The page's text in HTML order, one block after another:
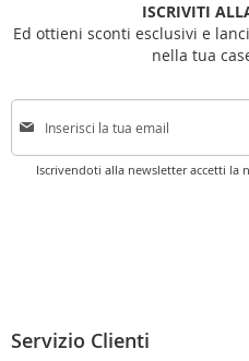
ISCRIVITI
Ed ottieni sconti esclusivi e
nella tua
I
c
l
Iscrivendoti alla newsletter accetti la
Servizio Clienti